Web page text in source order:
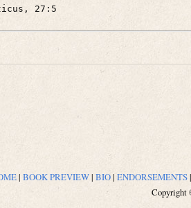
27:5
| BOOK PREVIEW| BIO| ENDORSEMENTS|
Copyright